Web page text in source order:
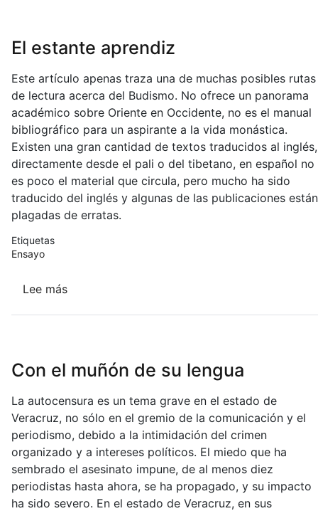
confinamiento
El estante aprendiz
Este artículo apenas traza una de muchas posibles rutas
de lectura acerca del Budismo. No ofrece un panorama
académico sobre Oriente en Occidente, no es el manual
bibliográfico para un aspirante a la vida monástica.
Existen una gran cantidad de textos traducidos al inglés,
directamente desde el pali o del tibetano, en español no
es poco el material que circula, pero mucho ha sido
traducido del inglés y algunas de las publicaciones están
plagadas de erratas.
Etiquetas
Ensayo
Lee más
Con el muñón de su lengua
La autocensura es un tema grave en el estado de
Veracruz, no sólo en el gremio de la comunicación y el
periodismo, debido a la intimidación del crimen
organizado y a intereses políticos. El miedo que ha
sembrado el asesinato impune, de al menos diez
periodistas hasta ahora, se ha propagado, y su impacto
ha sido severo. En el estado de Veracruz, en sus